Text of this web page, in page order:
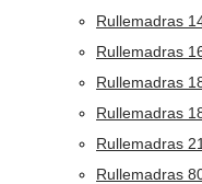
Rullemadras
Rullemadras
Rullemadras
Rullemadras
Rullemadras
Rullemadras